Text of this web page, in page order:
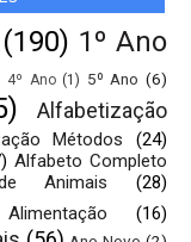
(190) 1º Ano
4º Ano (1) 5º Ano (6)
Alfabetização
Métodos
(24)
Alfabeto Completo
Animais (28)
Alimentação (16)